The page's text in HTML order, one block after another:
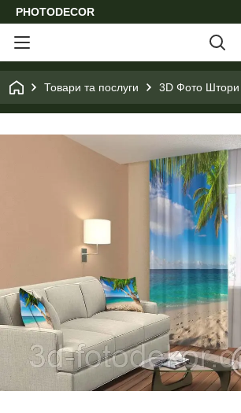
PHOTODECOR
Товари та послуги 3D Фото Штори